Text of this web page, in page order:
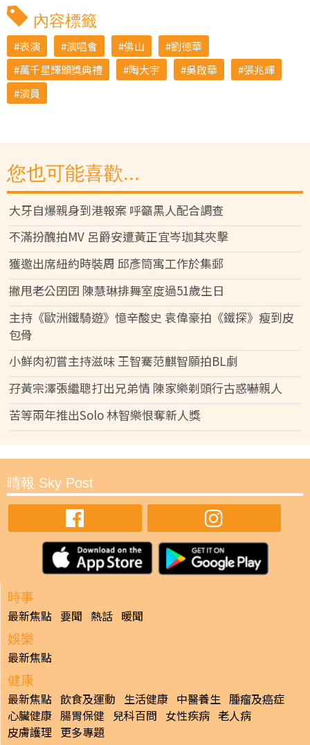
內容標籤
表演 演唱會 佛山
劉德華
萬千星輝頒獎典禮
陶大宇 吳啟華
張兆輝
演員
您也可能喜歡...
大牙自爆親身到港報案 呼籲黑人配合調查
不滿扮醜拍MV 呂爵安遭黃正宜岑珈其夾擊
獲邀出席紐約時裝周 邱彥筒寓工作於集郵
撇甩老公囝囝 陳慧琳排舞室度過51歲生日
主持《歐洲鐵騎遊》憶辛酸史 袁偉豪拍《鐵探》瘦到皮
包骨
小鮮肉初嘗主持滋味 王智騫范麒智願拍BL劇
孖黃宗澤張繼聰打出兄弟情 陳家樂剃頭行古惑嚇親人
苦等兩年推出Solo 林智樂恨奪新人獎
晴報 Sky Post
時事
最新焦點 要聞 熱話 暖聞
娛樂
最新焦點
健康
最新焦點 飲食及運動 生活健康 中醫養生 腫瘤及癌症
心臟健康 腸胃保健 兒科百問 女性疾病 老人病
皮膚護理 更多專題